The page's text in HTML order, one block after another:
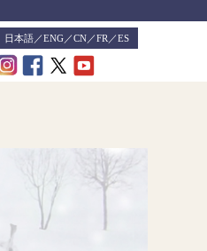
日本語 ／ENG ／CN ／FR ／ES